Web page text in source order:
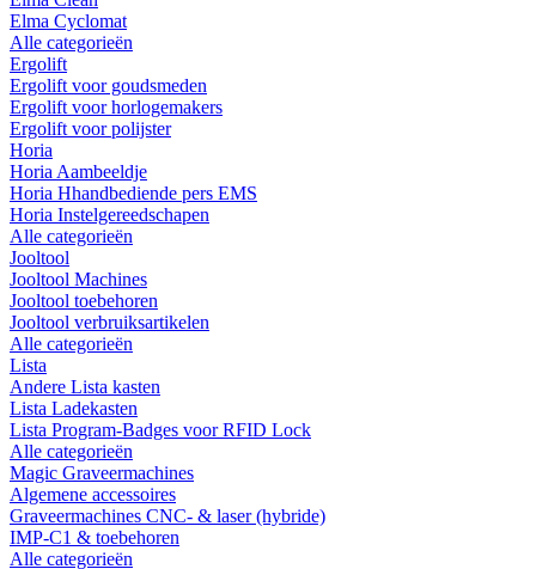
Elma Cyclomat
Alle categorieën
Ergolift
Ergolift voor goudsmeden
Ergolift voor horlogemakers
Ergolift voor polijster
Horia
Horia Aambeeldje
Horia Hhandbediende pers EMS
Horia Instelgereedschapen
Alle categorieën
Jooltool
Jooltool Machines
Jooltool toebehoren
Jooltool verbruiksartikelen
Alle categorieën
Lista
Andere Lista kasten
Lista Ladekasten
Lista Program-Badges voor RFID Lock
Alle categorieën
Magic Graveermachines
Algemene accessoires
Graveermachines CNC- & laser (hybride)
IMP-C1 & toebehoren
Alle categorieën